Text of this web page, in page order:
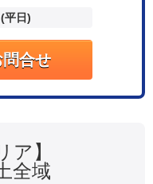
平日)
合せ
ア】
全域